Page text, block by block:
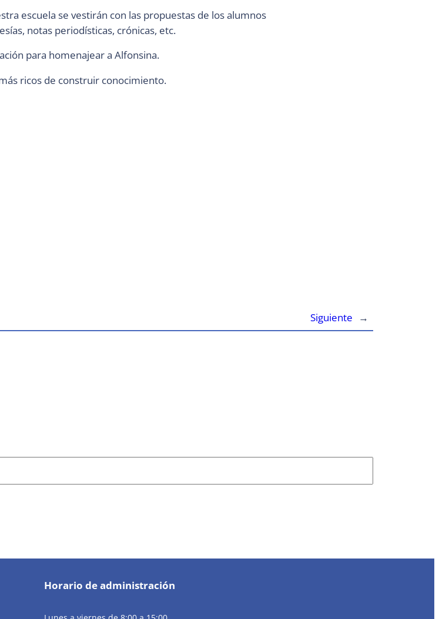
escuela se vestirán con las propuestas de los alumnos
notas periodísticas, crónicas, etc.
para homenajear a Alfonsina.
ricos de construir conocimiento.
Siguiente →
Horario de administración